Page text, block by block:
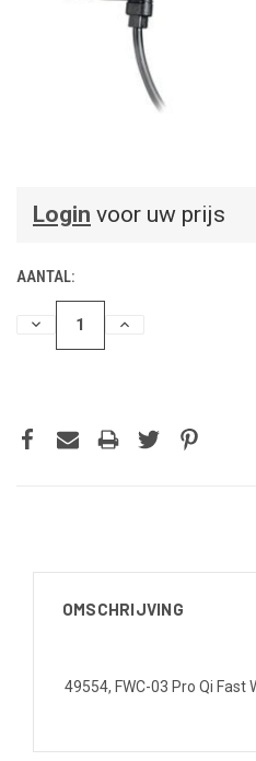
Login voor uw prijs
AANTAL:
HOEVEELHEIDHOEVEELHEID
OMSCHRIJVING
49554, FWC-03 Pro Qi Fast